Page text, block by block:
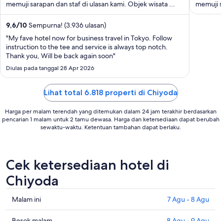
7
8
Sep
memuji sarapan dan staf di ulasan kami. Objek wisata ...
9,6/10 Sempurna! (3.936 ulasan)
"My fave hotel now for business travel in Tokyo. Follow
instruction to the tee and service is always top notch.
Thank you, Will be back again soon"
Diulas pada tanggal 28 Apr 2026
memuji
Lihat total 6.818 properti di Chiyoda
Harga per malam terendah yang ditemukan dalam 24 jam terakhir berdasarkan
pencarian 1 malam untuk 2 tamu dewasa. Harga dan ketersediaan dapat berubah
sewaktu-waktu. Ketentuan tambahan dapat berlaku.
Cek ketersediaan hotel di
Chiyoda
Cek
harga
Malam ini 7 Agu - 8 Agu